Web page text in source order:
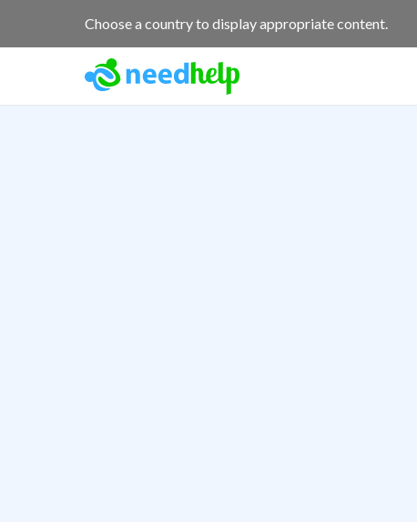
Choose a country to display appropriate content.